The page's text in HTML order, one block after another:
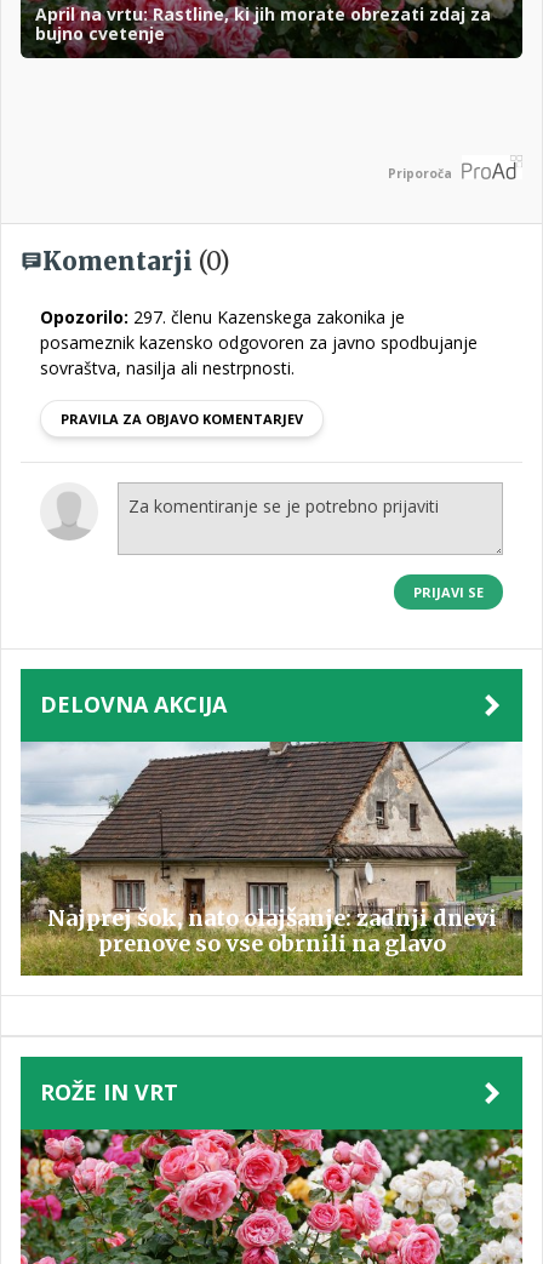
April na vrtu: Rastline, ki jih morate obrezati zdaj za
bujno cvetenje
Priporoča
Komentarji (0)
Opozorilo: 297. členu Kazenskega zakonika je
posameznik kazensko odgovoren za javno spodbujanje
sovraštva, nasilja ali nestrpnosti.
PRAVILA ZA OBJAVO KOMENTARJEV
PRIJAVI SE
DELOVNA AKCIJA
Najprej šok, nato olajšanje: zadnji dnevi
prenove so vse obrnili na glavo
ROŽE IN VRT